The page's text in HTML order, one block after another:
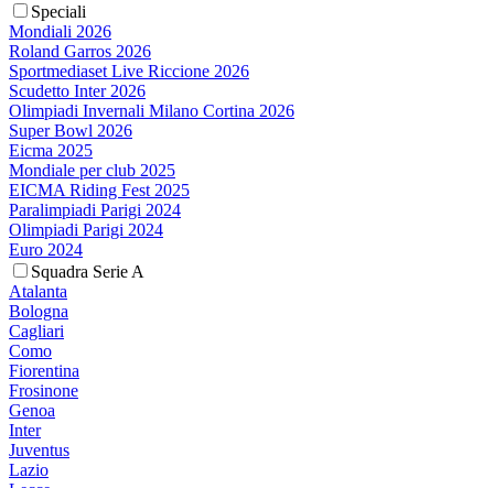
Speciali
Mondiali 2026
Roland Garros 2026
Sportmediaset Live Riccione 2026
Scudetto Inter 2026
Olimpiadi Invernali Milano Cortina 2026
Super Bowl 2026
Eicma 2025
Mondiale per club 2025
EICMA Riding Fest 2025
Paralimpiadi Parigi 2024
Olimpiadi Parigi 2024
Euro 2024
Squadra Serie A
Atalanta
Bologna
Cagliari
Como
Fiorentina
Frosinone
Genoa
Inter
Juventus
Lazio